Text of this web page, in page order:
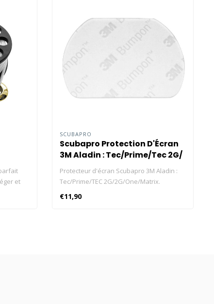
et
facile
SCUBAPRO
Scubapro Protection D'Écran
3M Aladin : Tec/Prime/Tec 2G/
Pro Ultra
Protecteur d'écran Scubapro 3M Aladin :
Tec/Prime/TEC 2G/2G/One/Matrix.
€11,90